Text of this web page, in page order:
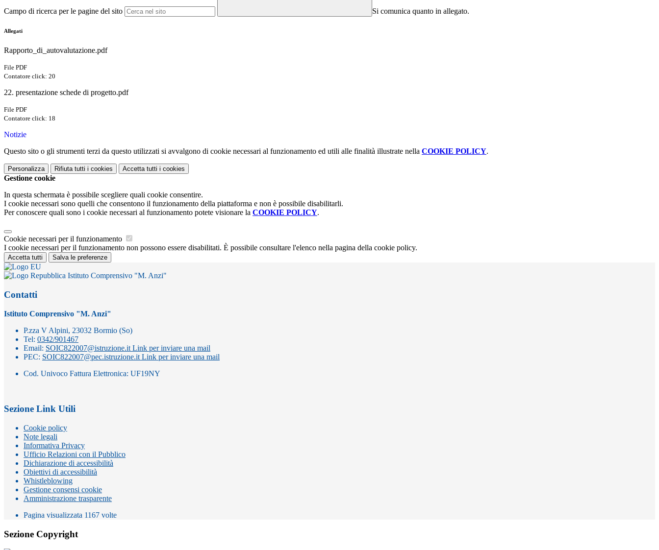
Campo di ricerca per le pagine del sito Si comunica quanto in allegato.
Allegati
Rapporto_di_autovalutazione.pdf
File PDF
Contatore click: 20
22. presentazione schede di progetto.pdf
File PDF
Contatore click: 18
Notizie
Questo sito o gli strumenti terzi da questo utilizzati si avvalgono di cookie necessari al funzionamento ed utili alle finalità illustrate nella COOKIE POLICY.
Personalizza Rifiuta tutti i cookies Accetta tutti i cookies
Gestione cookie
In questa schermata è possibile scegliere quali cookie consentire.
I cookie necessari sono quelli che consentono il funzionamento della piattaforma e non è possibile disabilitarli.
Per conoscere quali sono i cookie necessari al funzionamento potete visionare la COOKIE POLICY.
Cookie necessari per il funzionamento
I cookie necessari per il funzionamento non possono essere disabilitati. È possibile consultare l'elenco nella pagina della cookie policy.
Accetta tutti Salva le preferenze
Istituto Comprensivo "M. Anzi"
Contatti
Istituto Comprensivo "M. Anzi"
P.zza V Alpini, 23032 Bormio (So)
Tel: 0342/901467
Email: SOIC822007@istruzione.it Link per inviare una mail
PEC: SOIC822007@pec.istruzione.it Link per inviare una mail
Cod. Univoco Fattura Elettronica: UF19NY
Sezione Link Utili
Cookie policy
Note legali
Informativa Privacy
Ufficio Relazioni con il Pubblico
Dichiarazione di accessibilità
Obiettivi di accessibilità
Whistleblowing
Gestione consensi cookie
Amministrazione trasparente
Pagina visualizzata 1167 volte
Sezione Copyright